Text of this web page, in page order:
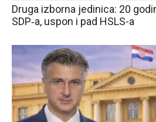
Druga izborna jedinica: 20
SDP‑a, uspon i pad HSLS-a